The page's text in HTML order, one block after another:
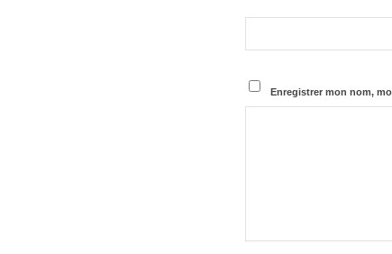
Enregistrer mon nom,